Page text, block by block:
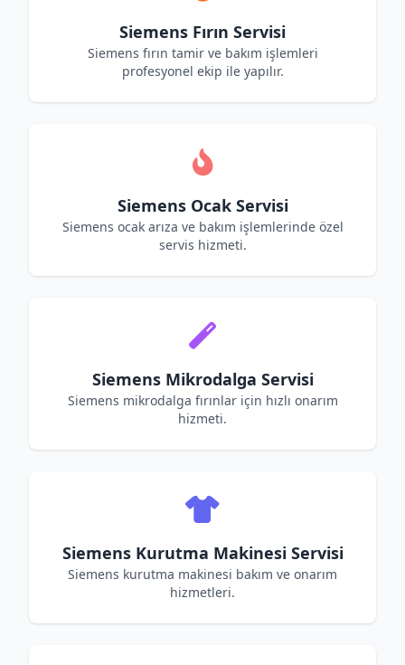
Siemens Fırın Servisi
Siemens fırın tamir ve bakım işlemleri
profesyonel ekip ile yapılır.
Siemens Ocak Servisi
Siemens ocak arıza ve bakım işlemlerinde özel
servis hizmeti.
Siemens Mikrodalga Servisi
Siemens mikrodalga fırınlar için hızlı onarım
hizmeti.
Siemens Kurutma Makinesi Servisi
Siemens kurutma makinesi bakım ve onarım
hizmetleri.